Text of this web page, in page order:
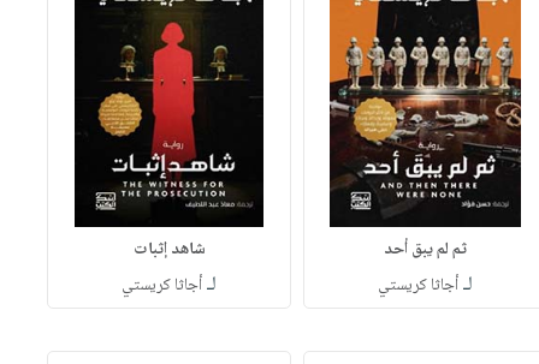
ثم لم يبق أحد
لـأجاثا كريستي
شاهد إثبات
لـأجاثا كريستي